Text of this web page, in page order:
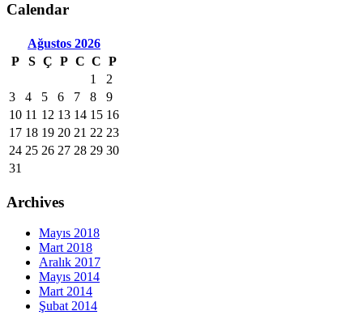
Calendar
Ağustos 2026
P
S Ç P C C P
1
2
3
4 5 6 7 8
9
10 11 12 13 14 15 16
17 18 19 20 21 22 23
24 25 26 27 28 29 30
31
Archives
Mayıs 2018
Mart 2018
Aralık 2017
Mayıs 2014
Mart 2014
Şubat 2014